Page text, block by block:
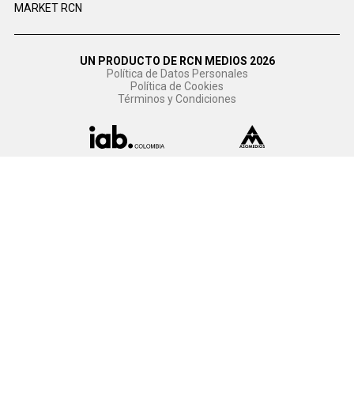
MARKET RCN
UN PRODUCTO DE RCN MEDIOS 2026
Política de Datos Personales
Política de Cookies
Términos y Condiciones